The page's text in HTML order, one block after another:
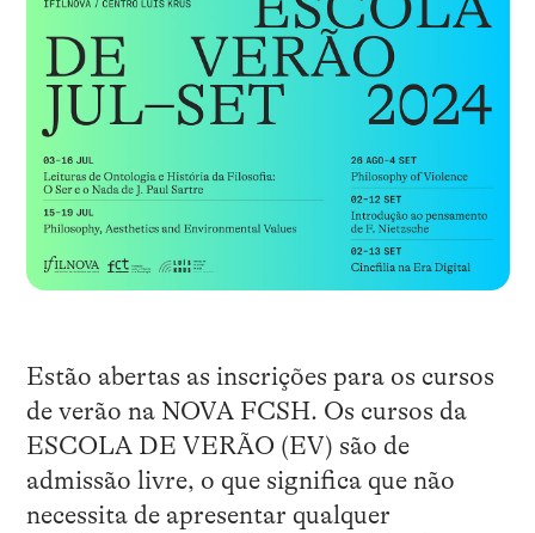
Estão abertas as inscrições para os cursos
de verão na NOVA FCSH. Os cursos da
ESCOLA DE VERÃO (EV) são de
admissão livre, o que significa que não
necessita de apresentar qualquer